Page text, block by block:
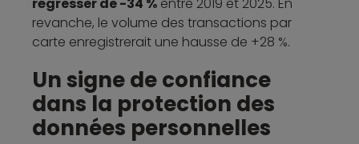
régresser de -34 % entre 2019 et 2025. En
revanche, le volume des transactions par
carte enregistrerait une hausse de +28 %.
Un signe de confiance
dans la protection des
données personnelles